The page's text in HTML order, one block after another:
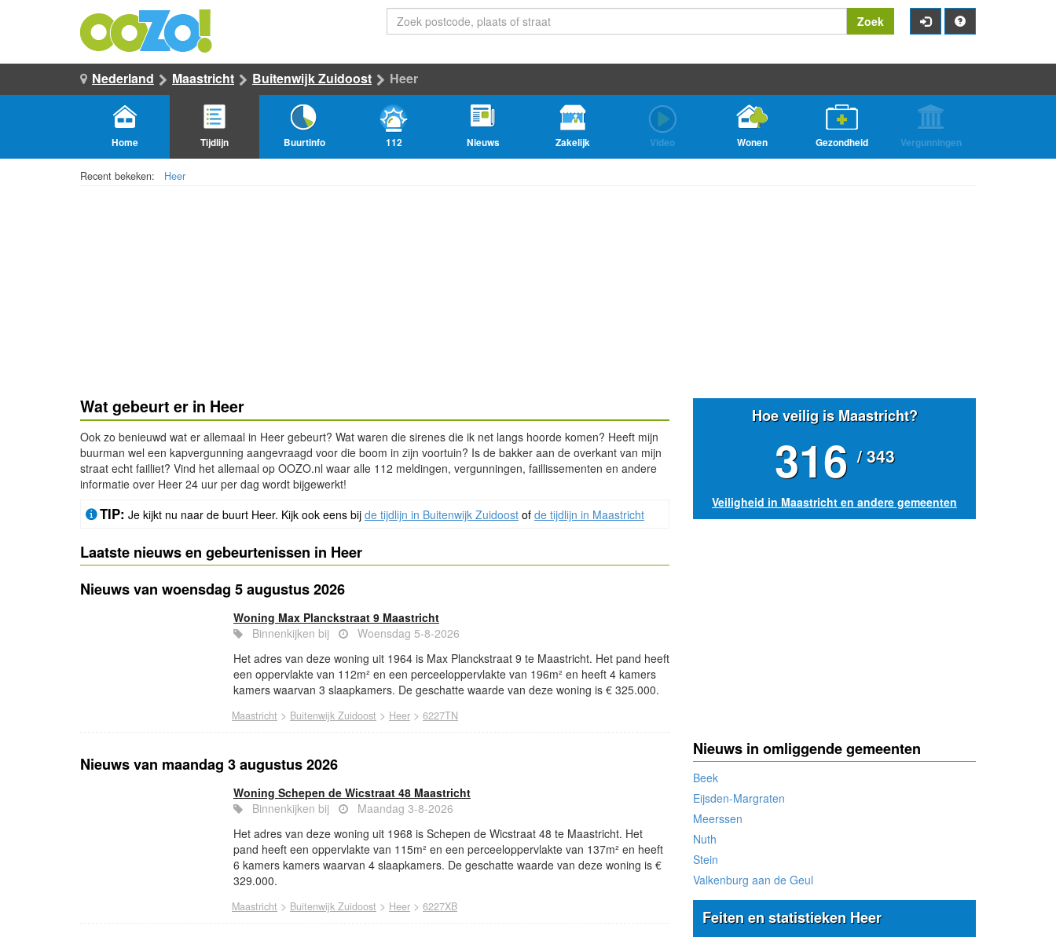
Zoek
Nederland Maastricht Buitenwijk Zuidoost Heer
Home Tijdlijn Buurtinfo 112 Nieuws Zakelijk Video Wonen Gezondheid Vergunningen
Recent bekeken: Heer
Wat gebeurt er in Heer
Ook zo benieuwd wat er allemaal in Heer gebeurt? Wat waren die sirenes die ik net langs hoorde komen? Heeft mijn
buurman wel een kapvergunning aangevraagd voor die boom in zijn voortuin? Is de bakker aan de overkant van mijn
straat echt failliet? Vind het allemaal op OOZO.nl waar alle 112 meldingen, vergunningen, faillissementen en andere
informatie over Heer 24 uur per dag wordt bijgewerkt!
TIP: Je kijkt nu naar de buurt Heer. Kijk ook eens bij de tijdlijn in Buitenwijk Zuidoost of de tijdlijn in Maastricht
Laatste nieuws en gebeurtenissen in Heer
Nieuws van woensdag 5 augustus 2026
Woning Max Planckstraat 9 Maastricht
Binnenkijken bij
Woensdag 5-8-2026
Het adres van deze woning uit 1964 is Max Planckstraat 9 te Maastricht. Het pand heeft
een oppervlakte van 112m² en een perceeloppervlakte van 196m² en heeft 4 kamers
kamers waarvan 3 slaapkamers. De geschatte waarde van deze woning is € 325.000.
Maastricht > Buitenwijk Zuidoost > Heer > 6227TN
Nieuws van maandag 3 augustus 2026
Woning Schepen de Wicstraat 48 Maastricht
Binnenkijken bij
Maandag 3-8-2026
Het adres van deze woning uit 1968 is Schepen de Wicstraat 48 te Maastricht. Het
pand heeft een oppervlakte van 115m² en een perceeloppervlakte van 137m² en heeft
6 kamers kamers waarvan 4 slaapkamers. De geschatte waarde van deze woning is €
329.000.
Maastricht > Buitenwijk Zuidoost > Heer > 6227XB
Hoe veilig is Maastricht?
316 / 343
Veiligheid in Maastricht en andere gemeenten
Nieuws in omliggende gemeenten
Beek
Eijsden-Margraten
Meerssen
Nuth
Stein
Valkenburg aan de Geul
Feiten en statistieken Heer